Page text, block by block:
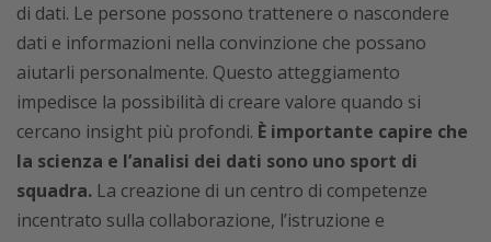
di dati. Le persone possono trattenere o nascondere
dati e informazioni nella convinzione che possano
aiutarli personalmente. Questo atteggiamento
impedisce la possibilità di creare valore quando si
cercano insight più profondi. È importante capire che
la scienza e l’analisi dei dati sono uno sport di
squadra. La creazione di un centro di competenze
incentrato sulla collaborazione, l’istruzione e